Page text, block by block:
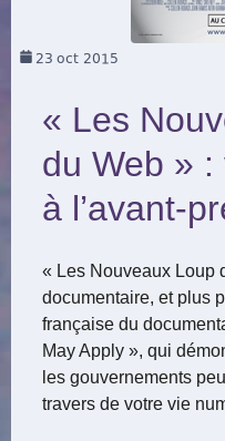
23 oct 2015
« Les
du Web »
à l’avant-
« Les Nouveaux Loup
documentaire, et plus
française du
May Apply », qui
les gouvernements
travers de votre vie